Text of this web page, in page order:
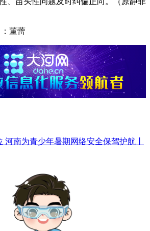
董蕾
河南为青少年暑期网络安全保驾护航丨